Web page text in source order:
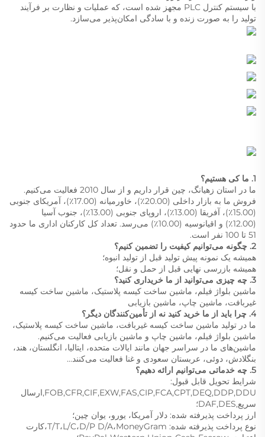
با سیستم کنترل PLC مجهز شده است، که عملیات و نظارت بر فرآیند
تولید را به صورت زنده و با سادگی امکان‌پذیر می‌سازد.
1. ما کی هستیم؟
ما در استان زهیانگ، چین قرار داریم و از سال 2010 فعالیت می‌کنیم.
فروش ما به بازار داخلی (20.00٪)، خاورمیانه (17.00٪)، آمریکای جنوبی
(15.00٪)، آفریقا (13.00٪)، اروپای جنوبی (13.00٪)، جنوب آسیا
(12.00٪) و اقیانوسیه (10.00٪) می‌رسد. تعداد کل کارکنان اداری ما حدود
51 تا 100 نفر است.
2. چگونه می‌توانیم کیفیت را تضمین کنیم؟
همیشه یک نمونه پیش تولید قبل از تولید انبوه؛
همیشه بازرسی نهایی قبل از حمل و نقل؛
3. چه چیزی می‌توانید از ما خریداری کنید؟
ماشین بلواژ فیلم، ماشین ساخت کیسه پلاستیک، ماشین ساخت کیسه
غیربافت، ماشین چاپ، ماشین بازیابی
4. چرا باید از ما خرید کنید نه از تأمین‌کنندگان دیگر؟
ما در تولید ماشین ساخت کیسه غیربافت، ماشین ساخت کیسه پلاستیک،
ماشین بلواژ فیلم، ماشین چاپ و ماشین بازیابی فعالیت می‌کنیم.
ماشین‌های ما در سراسر جهان مانند ایالات متحده، ایتالیا، انگلستان، هند،
بنگلادش، دوئی، عربستان سعودی و غنا فعالیت می‌کنند...
5. چه خدماتی می‌توانیم ارائه دهیم؟
شرایط تحویل قابل قبول:
FOB,CFR,CIF,EXW,FAS,CIP,FCA,CPT,DEQ,DDP,DDU,ارسال
سریع,DAF,DES؛
ارز پرداخت پذیرفته شده: دلار آمریکا، یورو، یوان چین؛
نوع پرداخت پذیرفته شده: T/T،L/C،D/P D/A،MoneyGram،کارت